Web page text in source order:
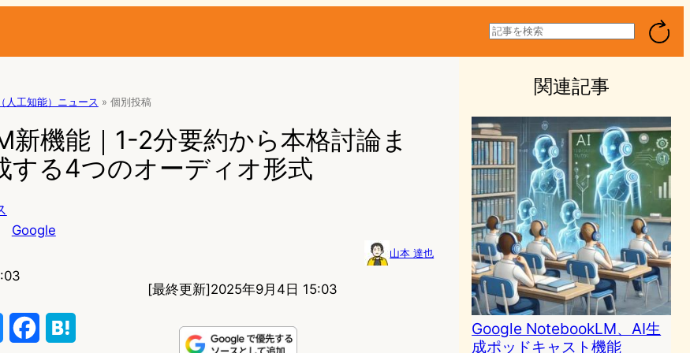
検
索
人工知能）ニュース » 個別投稿
機能｜1-2分要約から本格討論ま
する4つのオーディオ形式
Google
山本 達也
[最終更新]2025年9月4日 15:03
関連記事
Google NotebookLM、AI生
成ポッドキャスト機能